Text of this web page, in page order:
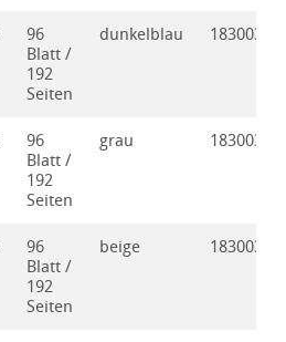
96
Blatt /
192
Seiten
dunkelblau 18300301
96
Blatt /
192
Seiten
grau 18300302
96
Blatt /
192
Seiten
beige 18300303